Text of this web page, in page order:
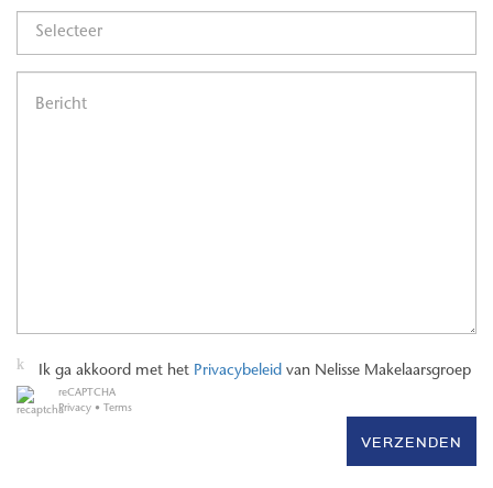
Ik ga akkoord met het Privacybeleid van Nelisse Makelaarsgroep
reCAPTCHA
Privacy • Terms
VERZENDEN